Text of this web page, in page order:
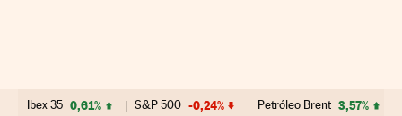
Ibex 35 0,61% S&P 500 -0,24% Petróleo Brent 3,57%